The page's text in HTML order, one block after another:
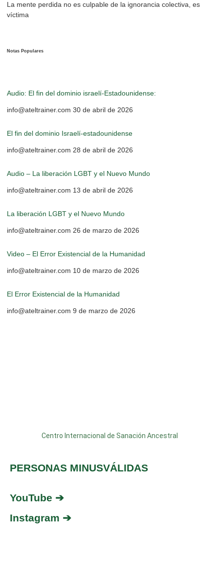
La mente perdida no es culpable de la ignorancia colectiva, es
víctima
Notas Populares
Audio: El fin del dominio israelí-Estadounidense:
info@ateltrainer.com 30 de abril de 2026
El fin del dominio Israelí-estadounidense
info@ateltrainer.com 28 de abril de 2026
Audio – La liberación LGBT y el Nuevo Mundo
info@ateltrainer.com 13 de abril de 2026
La liberación LGBT y el Nuevo Mundo
info@ateltrainer.com 26 de marzo de 2026
Video – El Error Existencial de la Humanidad
info@ateltrainer.com 10 de marzo de 2026
El Error Existencial de la Humanidad
info@ateltrainer.com 9 de marzo de 2026
Centro Internacional de Sanación Ancestral
PERSONAS MINUSVÁLIDAS
YouTube ➔
Instagram ➔